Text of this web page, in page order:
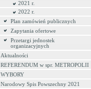
2021 r.
2022 r.
Plan zamówień publicznych
Zapytania ofertowe
Przetargi jednostek
organizacyjnych
Aktualności
REFERENDUM w spr. METROPOLII
WYBORY
Narodowy Spis Powszechny 2021